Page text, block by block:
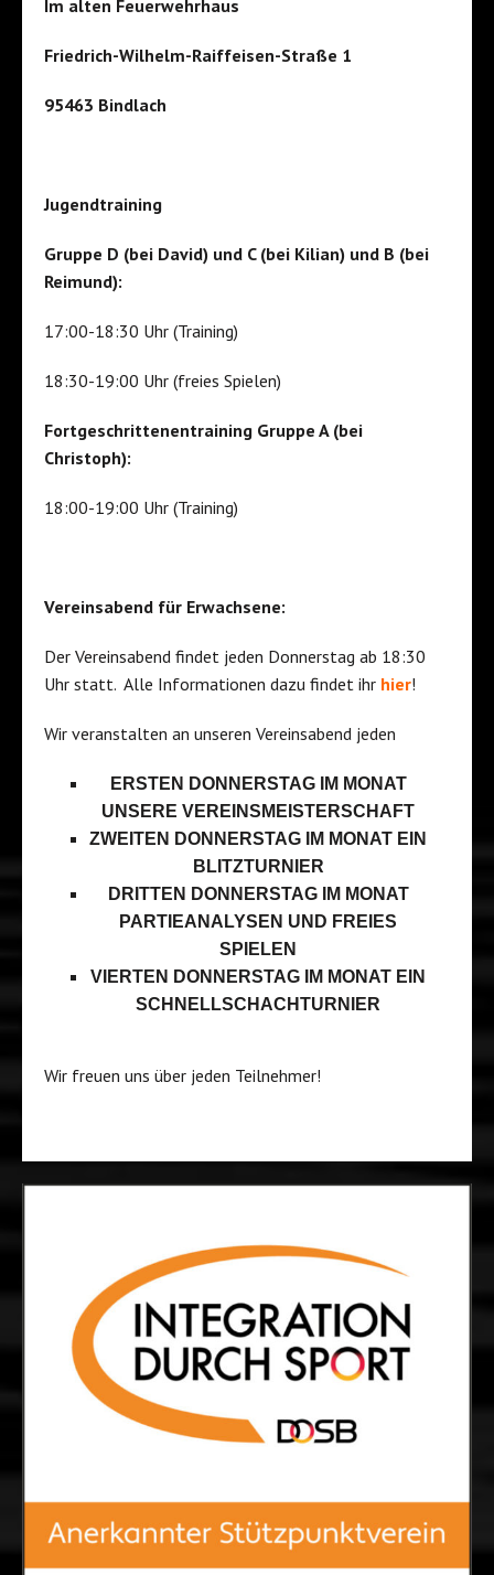
Im alten Feuerwehrhaus
Friedrich-Wilhelm-Raiffeisen-Straße 1
95463 Bindlach
Jugendtraining
Gruppe D (bei David) und C (bei Kilian) und B (bei
Reimund):
17:00-18:30 Uhr (Training)
18:30-19:00 Uhr (freies Spielen)
Fortgeschrittenentraining Gruppe A (bei
Christoph):
18:00-19:00 Uhr (Training)
Vereinsabend für Erwachsene:
Der Vereinsabend findet jeden Donnerstag ab 18:30
Uhr statt. Alle Informationen dazu findet ihr hier!
Wir veranstalten an unseren Vereinsabend jeden
ERSTEN DONNERSTAG IM MONAT
UNSERE VEREINSMEISTERSCHAFT
ZWEITEN DONNERSTAG IM MONAT EIN
BLITZTURNIER
DRITTEN DONNERSTAG IM MONAT
PARTIEANALYSEN UND FREIES
SPIELEN
VIERTEN DONNERSTAG IM MONAT EIN
SCHNELLSCHACHTURNIER
Wir freuen uns über jeden Teilnehmer!